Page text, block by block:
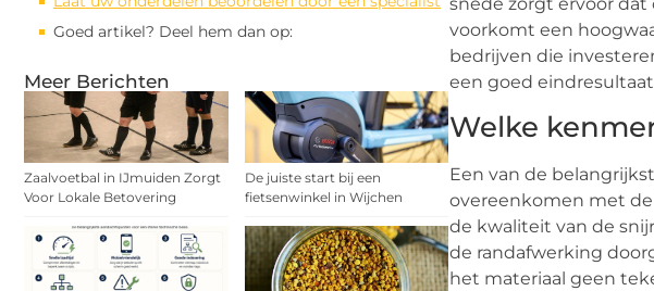
Goed artikel? Deel hem dan op:
Meer Berichten
Zaalvoetbal in IJmuiden Zorgt
Voor Lokale Betovering
De juiste start bij een
fietsenwinkel in Wijchen
voorkomt een
bedrijven die
een goed
Welke
Een van de
overeenkomen met
de kwaliteit van de
de randafwerking
het materiaal geen